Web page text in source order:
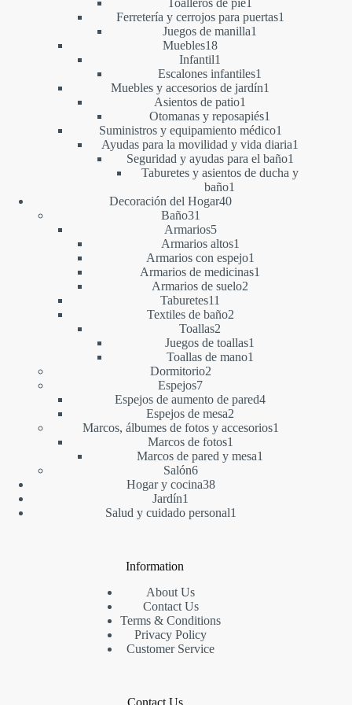
Toalleros de pie1
producto
Ferretería y cerrojos para puertas1
Juegos de manilla1
Muebles1818
productos
Infantil1
producto
Escalones infantiles1
producto
Muebles y accesorios de jardín1
Asientos de patio1
producto
Otomanas y reposapiés1
producto
Suministros y equipamiento médico1
producto
Ayudas para la movilidad y vida diaria1
Seguridad y ayudas para el baño1
producto
Taburetes y asientos de ducha y
baño1
Decoración del Hogar4040
Baño31
productos
Armarios55
productos
Armarios altos1
producto
Armarios con espejo1
producto
Armarios de medicinas1
Armarios de suelo2
Taburetes11
productos
Textiles de baño22
Toallas2
productos
Juegos de toallas1
Toallas de mano1
Dormitorio22
Espejos77
productos
Espejos de aumento de pared44
Espejos de mesa2
productos
Marcos, álbumes de fotos y accesorios1
Marcos de fotos1
producto
Marcos de pared y mesa1
Salón66
productos
Hogar y cocina3838
Jardín1
producto
Salud y cuidado personal1
Information
About Us
Contact Us
Terms & Conditions
Privacy Policy
Customer Service